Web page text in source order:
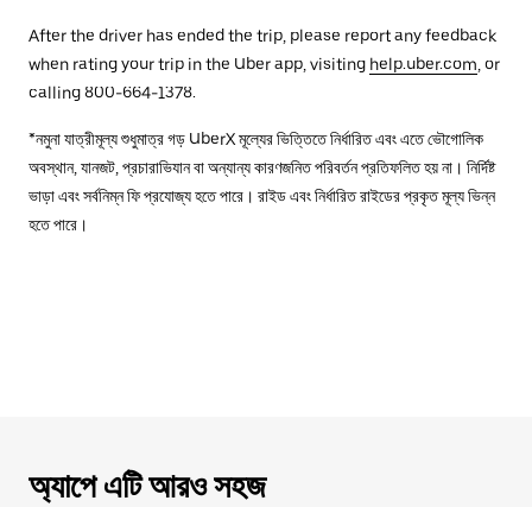
After the driver has ended the trip, please report any feedback
when rating your trip in the Uber app, visiting help.uber.com , or
calling 800-664-1378.
*নমুনা যাত্রীমূল্য শুধুমাত্র গড় UberX মূল্যের ভিত্তিতে নির্ধারিত এবং এতে ভৌগোলিক
অবস্থান, যানজট, প্রচারাভিযান বা অন্যান্য কারণজনিত পরিবর্তন প্রতিফলিত হয় না। নির্দিষ্ট
ভাড়া এবং সর্বনিম্ন ফি প্রযোজ্য হতে পারে। রাইড এবং নির্ধারিত রাইডের প্রকৃত মূল্য ভিন্ন
হতে পারে।
অ্যাপে এটি আরও সহজ